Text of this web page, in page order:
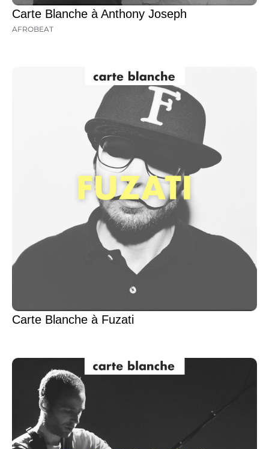
Carte Blanche à Anthony Joseph
AFROBEAT
Carte Blanche à Fuzati